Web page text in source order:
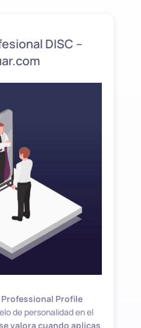
DISC –
Professional Profile
de personalidad en el
valora cuando aplicas